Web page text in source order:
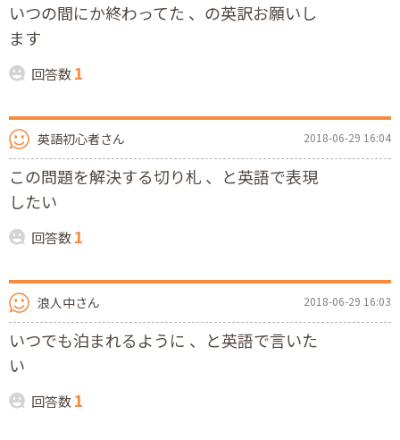
いつの間にか終わってた 、の英訳お願いし
ます
回答数1
英語初心者さん 2018-06-29 16:04
この問題を解決する切り札 、と英語で表現
したい
回答数1
浪人中さん 2018-06-29 16:03
いつでも泊まれるように 、と英語で言いた
い
回答数1